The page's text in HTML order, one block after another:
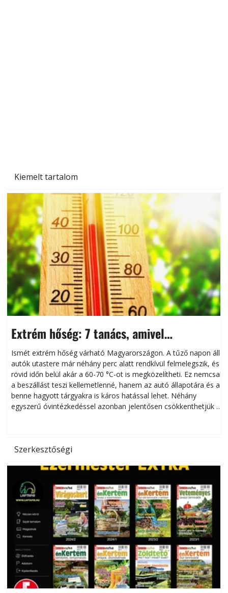
Kiemelt tartalom
Extrém hőség: 7 tanács, amivel
megóvhatjuk autónkat a nyári károktól
Ismét extrém hőség várható Magyarországon. A tűző napon álló
autók utastere már néhány perc alatt rendkívül felmelegszik, és
rövid időn belül akár a 60-70 °C-ot is megközelítheti. Ez nemcsak
a beszállást teszi kellemetlenné, hanem az autó állapotára és a
benne hagyott tárgyakra is káros hatással lehet. Néhány
egyszerű óvintézkedéssel azonban jelentősen csökkenthetjük a
Szerkesztőségi